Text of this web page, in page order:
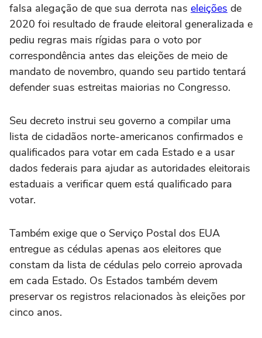
falsa alegação de que sua derrota nas eleições de
2020 foi resultado de fraude eleitoral generalizada e
pediu regras mais rígidas para o voto por
correspondência antes das eleições de meio de
mandato de novembro, ‌quando seu partido tentará
defender suas estreitas maiorias no Congresso.
Seu decreto instrui ‌seu governo a compilar ⁠uma
lista de ⁠cidadãos norte-americanos confirmados e
qualificados para votar em cada Estado e a usar
⁠dados federais para ajudar as ‌autoridades eleitorais
estaduais a ‌verificar quem está qualificado para
votar.
Também exige que o Serviço Postal dos EUA
entregue as cédulas apenas aos eleitores que
constam da lista de cédulas pelo correio aprovada
em cada Estado. ⁠Os Estados também devem
preservar os registros relacionados às eleições por
cinco anos.